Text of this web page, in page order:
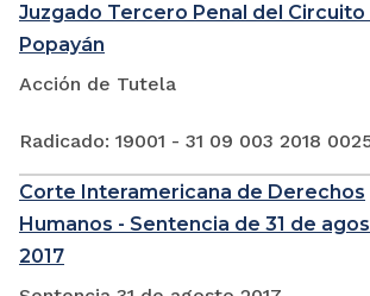
Juzgado Tercero Penal del Circuito
Popayán
Acción de Tutela
Radicado: 19001 - 31 09 003 2018
Corte Interamericana de Derechos
Humanos - Sentencia de 31 de
2017